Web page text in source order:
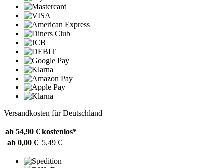
Versandkosten für Deutschland
ab 54,90 € kostenlos*
ab 0,00 € 5,49 €